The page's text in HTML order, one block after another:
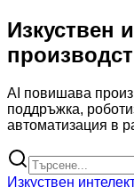
Изкуствен
AI повишава
поддръжка,
автоматизация в
Изкуствен